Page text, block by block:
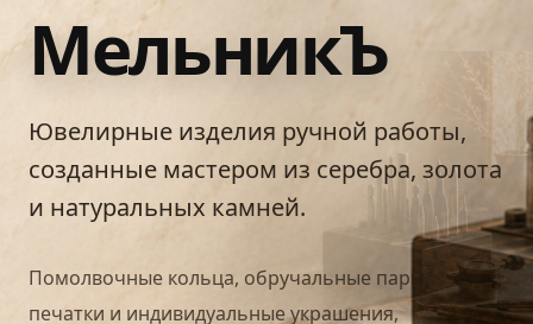
МельникЪ
Ювелирные изделия ручной работы,
созданные мастером из серебра, золота
и натуральных камней.
Помолвочные кольца, обручальные пары,
печатки и индивидуальные украшения,